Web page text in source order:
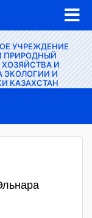
УЧРЕЖДЕНИЕ
ПРИРОДНЫЙ
И
ЭКОЛОГИИ И
КАЗАХСТАН